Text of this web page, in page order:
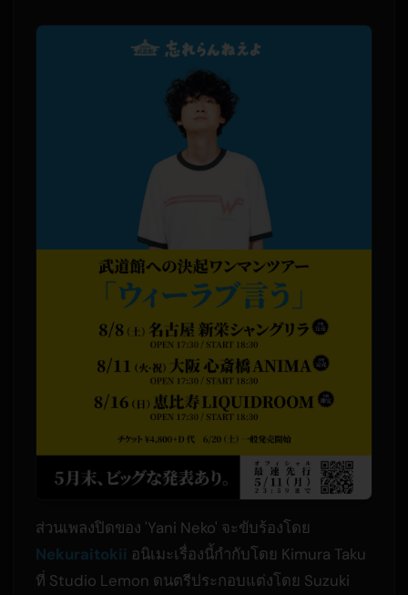
ส่วนเพลงปิดของ 'Yani Neko' จะขับร้องโดย
Nekuraitokii อนิเมะเรื่องนี้กำกับโดย Kimura Taku
ที่ Studio Lemon ดนตรีประกอบแต่งโดย Suzuki